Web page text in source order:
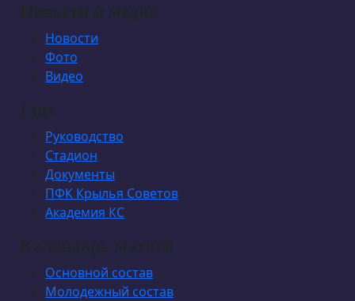
Новости и медиа
Новости
Фото
Видео
Еще
Руководство
Стадион
Документы
ПФК Крылья Советов
Академия КС
Календарь матчей
Основной состав
Молодежный состав